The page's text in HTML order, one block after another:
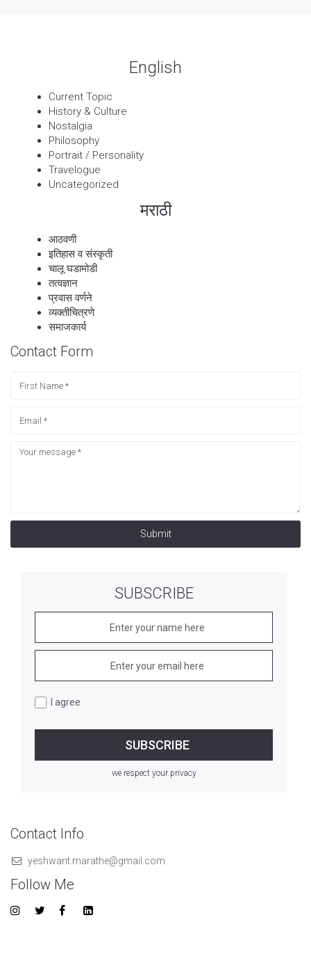
English
Current Topic
History & Culture
Nostalgia
Philosophy
Portrait / Personality
Travelogue
Uncategorized
मराठी
आठवणी
इतिहास व संस्कृती
चालू घडामोडी
तत्वज्ञान
प्रवास वर्णने
व्यक्तीचित्रणे
समाजकार्य
Contact Form
Submit
SUBSCRIBE
I agree
we respect your privacy
Contact Info
yeshwant.marathe@gmail.com
Follow Me